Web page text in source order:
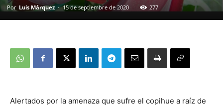
Por Luis Márquez - 15 de septiembre de 2020 277
Alertados por la amenaza que sufre el copihue a raíz de